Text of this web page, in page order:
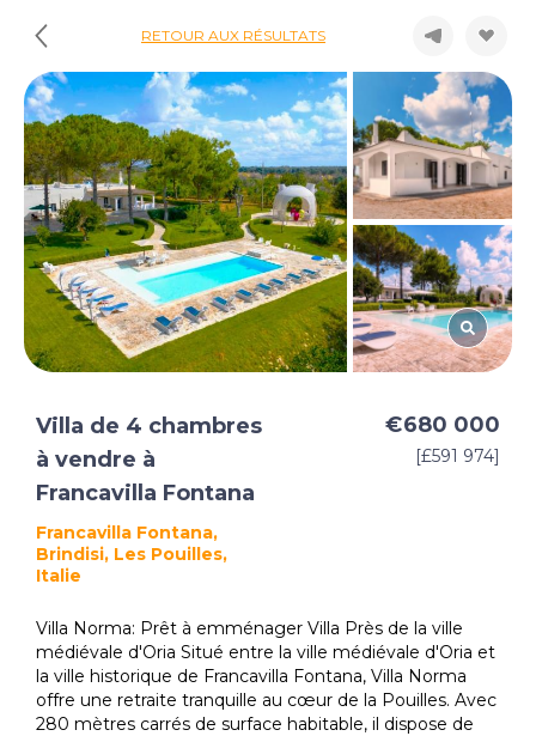
RETOUR AUX RÉSULTATS
Villa de 4 chambres
à vendre à
Francavilla Fontana
Francavilla Fontana,
Brindisi, Les Pouilles,
Italie
€680 000
[£591 974]
Villa Norma: Prêt à emménager Villa Près de la ville
médiévale d'Oria Situé entre la ville médiévale d'Oria et
la ville historique de Francavilla Fontana, Villa Norma
offre une retraite tranquille au cœur de la Pouilles. Avec
280 mètres carrés de surface habitable, il dispose de